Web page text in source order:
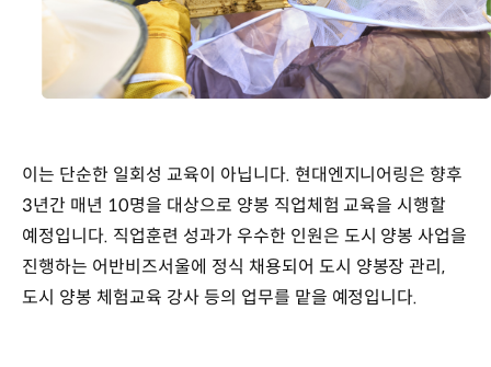
이는 단순한 일회성 교육이 아닙니다. 현대엔지니어링은 향후
3년간 매년 10명을 대상으로 양봉 직업체험 교육을 시행할
예정입니다. 직업훈련 성과가 우수한 인원은 도시 양봉 사업을
진행하는 어반비즈서울에 정식 채용되어 도시 양봉장 관리,
도시 양봉 체험교육 강사 등의 업무를 맡을 예정입니다.